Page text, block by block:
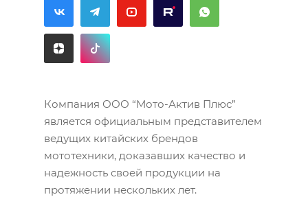
Компания ООО “Мото-Актив Плюс”
является официальным представителем
ведущих китайских брендов
мототехники, доказавших качество и
надежность своей продукции на
протяжении нескольких лет.